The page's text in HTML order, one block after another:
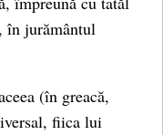
în jurământul
(în greacă,
fiica lui